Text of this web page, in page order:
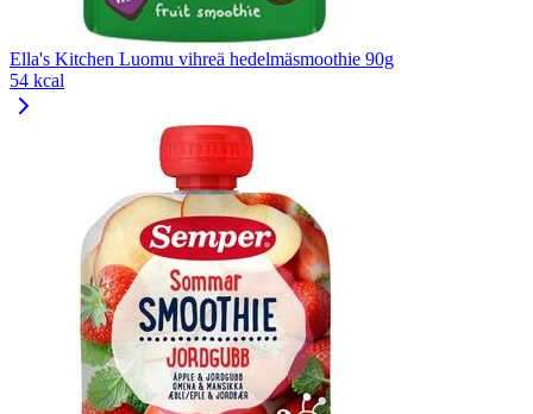
Ella's Kitchen Luomu vihreä hedelmäsmoothie 90g
54 kcal